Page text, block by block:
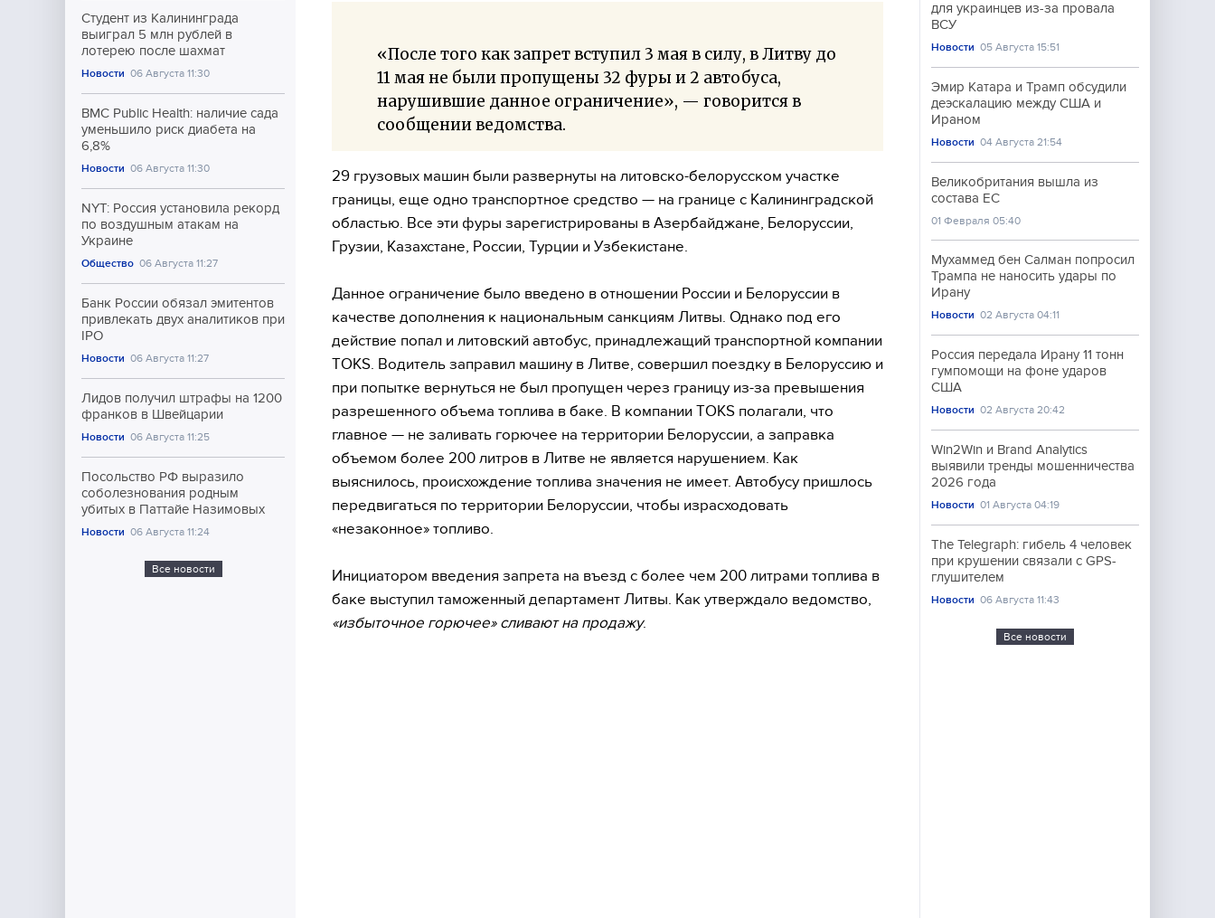
Студент из Калининграда
выиграл 5 млн рублей в
лотерею после шахмат
Новости 06 Августа 11:30
BMC Public Health: наличие сада
уменьшило риск диабета на
6,8%
Новости 06 Августа 11:30
NYT: Россия установила рекорд
по воздушным атакам на
Украине
Общество 06 Августа 11:27
Банк России обязал эмитентов
привлекать двух аналитиков при
IPO
Новости 06 Августа 11:27
Лидов получил штрафы на 1200
франков в Швейцарии
Новости 06 Августа 11:25
Посольство РФ выразило
соболезнования родным
убитых в Паттайе Назимовых
Новости 06 Августа 11:24
Все новости
«После того как запрет вступил 3 мая в силу, в Литву до
11 мая не были пропущены 32 фуры и 2 автобуса,
нарушившие данное ограничение», — говорится в
сообщении ведомства.
29 грузовых машин были развернуты на литовско-белорусском участке
границы, еще одно транспортное средство — на границе с Калининградской
областью. Все эти фуры зарегистрированы в Азербайджане, Белоруссии,
Грузии, Казахстане, России, Турции и Узбекистане.
Данное ограничение было введено в отношении России и Белоруссии в
качестве дополнения к национальным санкциям Литвы. Однако под его
действие попал и литовский автобус, принадлежащий транспортной компании
TOKS. Водитель заправил машину в Литве, совершил поездку в Белоруссию и
при попытке вернуться не был пропущен через границу из-за превышения
разрешенного объема топлива в баке. В компании TOKS полагали, что
главное — не заливать горючее на территории Белоруссии, а заправка
объемом более 200 литров в Литве не является нарушением. Как
выяснилось, происхождение топлива значения не имеет. Автобусу пришлось
передвигаться по территории Белоруссии, чтобы израсходовать
«незаконное» топливо.
Инициатором введения запрета на въезд с более чем 200 литрами топлива в
баке выступил таможенный департамент Литвы. Как утверждало ведомство,
«избыточное горючее» сливают на продажу.
для украинцев из-за провала
ВСУ
Новости 05 Августа 15:51
Эмир Катара и Трамп обсудили
деэскалацию между США и
Ираном
Новости 04 Августа 21:54
Великобритания вышла из
состава ЕС
01 Февраля 05:40
Мухаммед бен Салман попросил
Трампа не наносить удары по
Ирану
Новости 02 Августа 04:11
Россия передала Ирану 11 тонн
гумпомощи на фоне ударов
США
Новости 02 Августа 20:42
Win2Win и Brand Analytics
выявили тренды мошенничества
2026 года
Новости 01 Августа 04:19
The Telegraph: гибель 4 человек
при крушении связали с GPS-
глушителем
Новости 06 Августа 11:43
Все новости